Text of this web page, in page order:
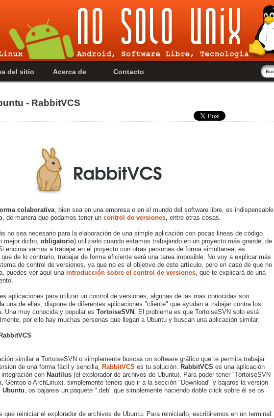
del sitio Acerca de Contacto
- RabbitVCS
colaborativa , bien sea en una empresa o en el mundo del software libre, es indispensable
, de manera que podamos tener un control de versiones , entre otras cosas.
no sea necesario para la elaboración de una simple aplicación con pocas lineas de código
mejor dicho, obligatorio) utilizarlo cuando estamos trabajando en un proyecto más grande, de
encima vamos a trabajar en el proyecto con otras personas de forma simultanea, es
de lo contrario, trabajar de forma eficiente será una tarea imposible. No voy a explicar más
de control de versiones, ya que no es el objetivo de este artículo, pero en caso de que no
puedes ver aquí una introducción sobre el control de versiones , que te explicará de una
aplicaciones para utilizar un control de versiones, algunas de las mas conocidas son
una de ellas, dispone de diferentes aplicaciones "cliente" que ayudan a trabajar contra los
Una muy conocida y popular es TortoiseSVN . El problema es que TortoiseSVN solo está
por ello hay muchas personas que llegan a Ubuntu y buscan una aplicación similar.
similar a TortoiseSVN o simplemente buscas un software gráfico que te permita trabajar
de una forma fácil y sencilla, RabbitVCS es tu solución. RabbitVCS es una aplicación
con Nautilus (el explorador de archivos de Ubuntu). Para poder tener "TortoiseSVN
Gentoo o ArchLinux), simplemente tenéis que ir a la sección "Download" y bajaros la versión
Ubuntu , os bajareis un paquete ".deb" que simplemente haciendo doble click sobre él se os
que reiniciar el explorador de archivos de Ubuntu. Para reiniciarlo, escribiremos en un terminal: